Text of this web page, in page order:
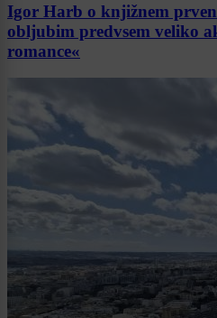
Igor Harb o knjižnem
obljubim predvsem veliko
romance«